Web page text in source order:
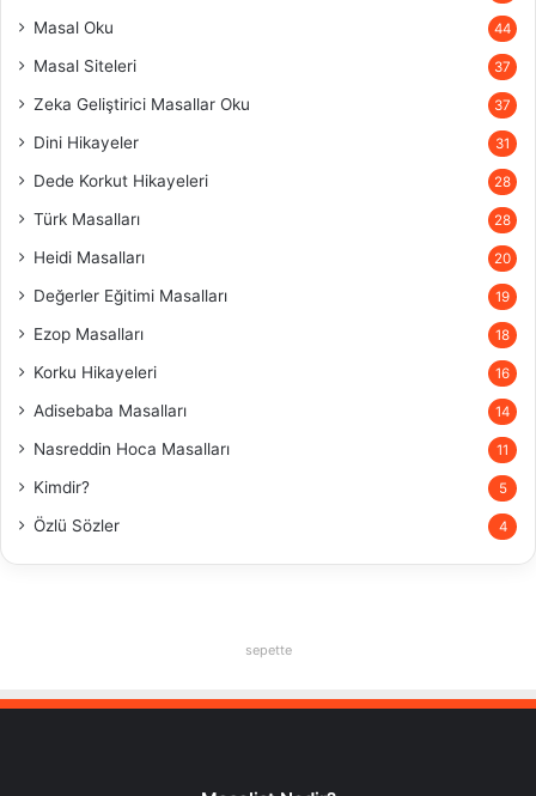
Masal Oku 44
Masal Siteleri 37
Zeka Geliştirici Masallar Oku 37
Dini Hikayeler 31
Dede Korkut Hikayeleri 28
Türk Masalları 28
Heidi Masalları 20
Değerler Eğitimi Masalları 19
Ezop Masalları 18
Korku Hikayeleri 16
Adisebaba Masalları 14
Nasreddin Hoca Masalları 11
Kimdir? 5
Özlü Sözler 4
sepette